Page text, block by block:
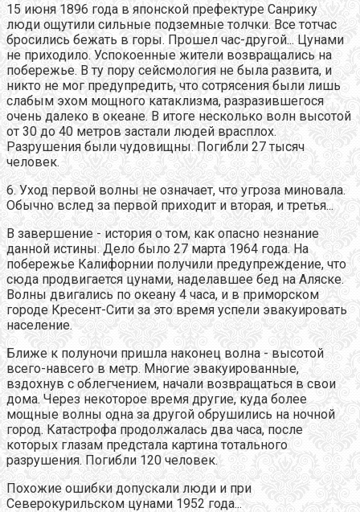
15 июня 1896 года в японской префектуре Санрику
люди ощутили сильные подземные толчки. Все тотчас
бросились бежать в горы. Прошел час-другой... Цунами
не приходило. Успокоенные жители возвращались на
побережье. В ту пору сейсмология не была развита, и
никто не мог предупредить, что сотрясения были лишь
слабым эхом мощного катаклизма, разразившегося
очень далеко в океане. В итоге несколько волн высотой
от 30 до 40 метров застали людей врасплох.
Разрушения были чудовищны. Погибли 27 тысяч
человек.
6. Уход первой волны не означает, что угроза миновала.
Обычно вслед за первой приходит и вторая, и третья...
В завершение - история о том, как опасно незнание
данной истины. Дело было 27 марта 1964 года. На
побережье Калифорнии получили предупреждение, что
сюда продвигается цунами, наделавшее бед на Аляске.
Волны двигались по океану 4 часа, и в приморском
городе Кресент-Сити за это время успели эвакуировать
население.
Ближе к полуночи пришла наконец волна - высотой
всего-навсего в метр. Многие эвакуированные,
вздохнув с облегчением, начали возвращаться в свои
дома. Через некоторое время другие, куда более
мощные волны одна за другой обрушились на ночной
город. Катастрофа продолжалась два часа, после
которых глазам предстала картина тотального
разрушения. Погибли 120 человек.
Похожие ошибки допускали люди и при
Северокурильском цунами 1952 года...